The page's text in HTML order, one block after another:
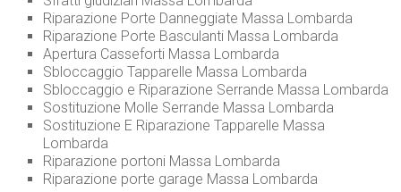
Riparazione Porte Danneggiate Massa Lombarda
Riparazione Porte Basculanti Massa Lombarda
Apertura Casseforti Massa Lombarda
Sbloccaggio Tapparelle Massa Lombarda
Sbloccaggio e Riparazione Serrande Massa Lombarda
Sostituzione Molle Serrande Massa Lombarda
Sostituzione E Riparazione Tapparelle Massa
Lombarda
Riparazione portoni Massa Lombarda
Riparazione porte garage Massa Lombarda